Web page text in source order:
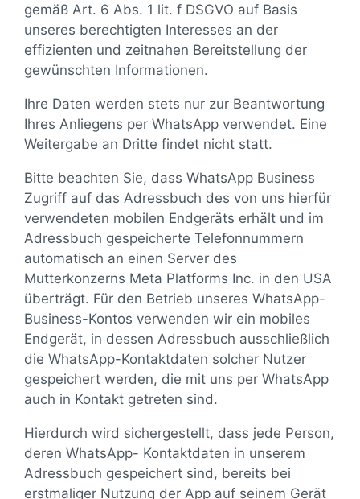
gemäß Art. 6 Abs. 1 lit. f DSGVO auf Basis
unseres berechtigten Interesses an der
effizienten und zeitnahen Bereitstellung der
gewünschten Informationen.
Ihre Daten werden stets nur zur Beantwortung
Ihres Anliegens per WhatsApp verwendet. Eine
Weitergabe an Dritte findet nicht statt.
Bitte beachten Sie, dass WhatsApp Business
Zugriff auf das Adressbuch des von uns hierfür
verwendeten mobilen Endgeräts erhält und im
Adressbuch gespeicherte Telefonnummern
automatisch an einen Server des
Mutterkonzerns Meta Platforms Inc. in den USA
überträgt. Für den Betrieb unseres WhatsApp-
Business-Kontos verwenden wir ein mobiles
Endgerät, in dessen Adressbuch ausschließlich
die WhatsApp-Kontaktdaten solcher Nutzer
gespeichert werden, die mit uns per WhatsApp
auch in Kontakt getreten sind.
Hierdurch wird sichergestellt, dass jede Person,
deren WhatsApp- Kontaktdaten in unserem
Adressbuch gespeichert sind, bereits bei
erstmaliger Nutzung der App auf seinem Gerät